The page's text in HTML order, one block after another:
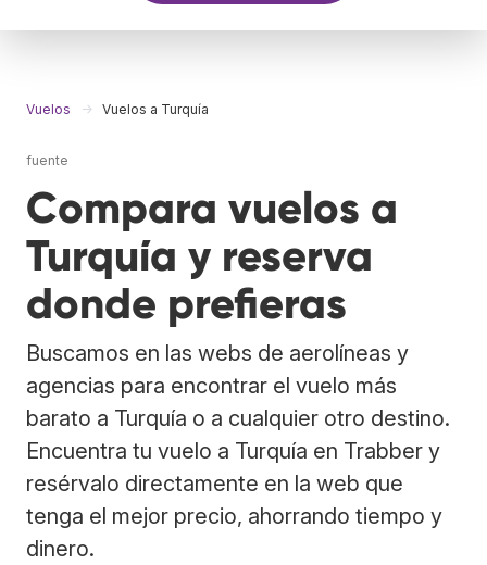
Vuelos Vuelos a Turquía
fuente
Compara vuelos a
Turquía y reserva
donde prefieras
Buscamos en las webs de aerolíneas y
agencias para encontrar el vuelo más
barato a Turquía o a cualquier otro destino.
Encuentra tu vuelo a Turquía en Trabber y
resérvalo directamente en la web que
tenga el mejor precio, ahorrando tiempo y
dinero.